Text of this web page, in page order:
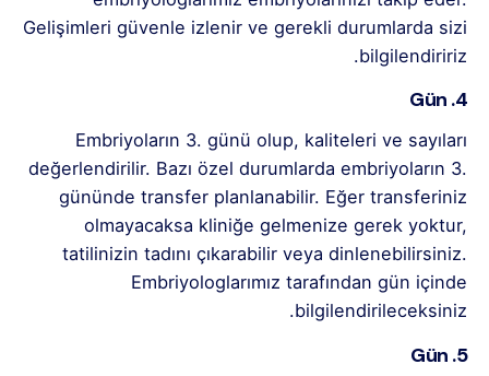
Gelişimleri güvenle izlenir ve gerekli durumlarda sizi
bilgilendiririz.
4. Gün
Embriyoların 3. günü olup, kaliteleri ve sayıları
değerlendirilir. Bazı özel durumlarda embriyoların 3.
gününde transfer planlanabilir. Eğer transferiniz
olmayacaksa kliniğe gelmenize gerek yoktur,
tatilinizin tadını çıkarabilir veya dinlenebilirsiniz.
Embriyologlarımız tarafından gün içinde
bilgilendirileceksiniz.
5. Gün